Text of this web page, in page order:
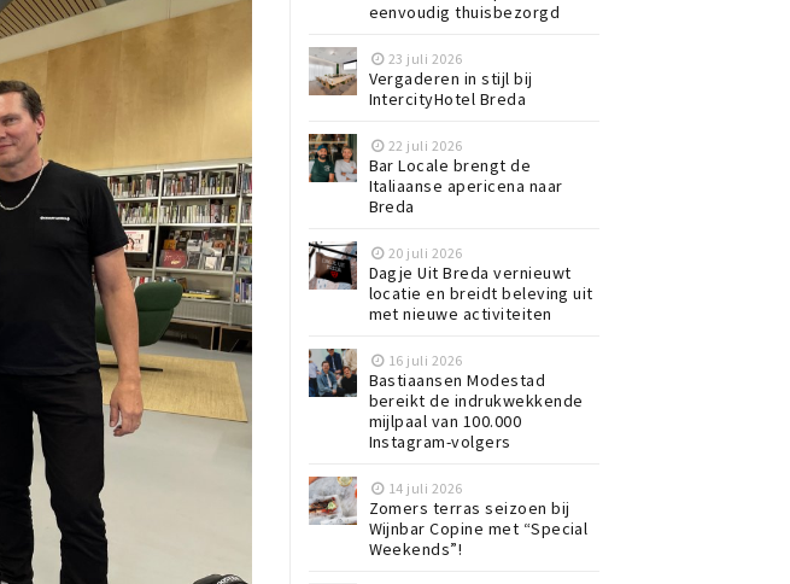
eenvoudig thuisbezorgd
23 juli 2026
Vergaderen in stijl bij
IntercityHotel Breda
22 juli 2026
Bar Locale brengt de
Italiaanse apericena naar
Breda
20 juli 2026
Dagje Uit Breda vernieuwt
locatie en breidt beleving uit
met nieuwe activiteiten
16 juli 2026
Bastiaansen Modestad
bereikt de indrukwekkende
mijlpaal van 100.000
Instagram-volgers
14 juli 2026
Zomers terras seizoen bij
Wijnbar Copine met “Special
Weekends”!